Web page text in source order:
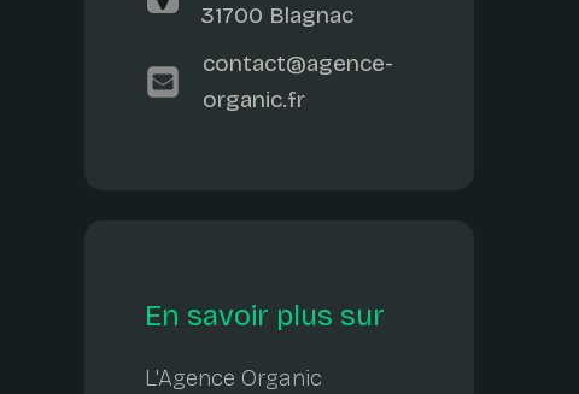
31700 Blagnac
contact@agence-
organic.fr
En savoir plus sur
L'Agence Organic